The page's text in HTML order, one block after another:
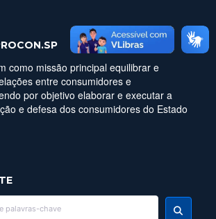
como missão principal equilibrar e
entre consumidores e
por objetivo elaborar e executar a
e defesa dos consumidores do Estado